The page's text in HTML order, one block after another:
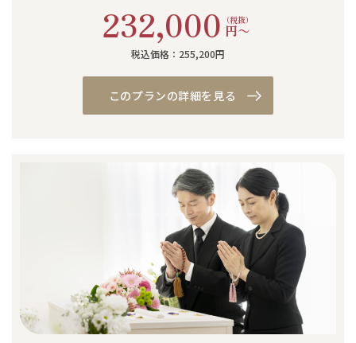
232,000 （税抜）
円〜
税込価格：255,200円
このプランの詳細を見る